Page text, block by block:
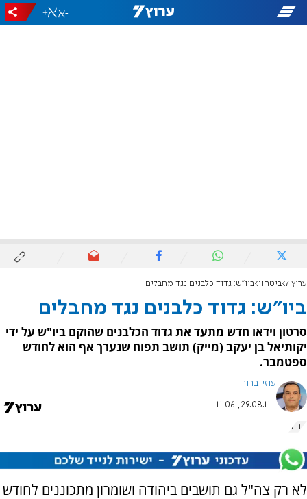
-
+
ערוץ 7 ביטחון ביו"ש: גדוד כלבנים נגד מחבלים
ביו"ש: גדוד כלבנים נגד מחבלים
סרטון וידאו חדש מתעד את גדוד הכלבנים שהוקם ביו"ש על ידי
יקותיאל בן יעקב (מייק) תושב תפוח שנערך אף הוא לחודש
ספטמבר.
עוזי ברוך
29.08.11, 11:06
טרור
לא רק צה"ל גם תושבים ביהודה ושומרון מתכוננים לחודש